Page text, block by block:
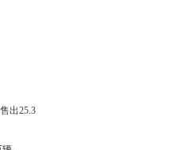
出25.3